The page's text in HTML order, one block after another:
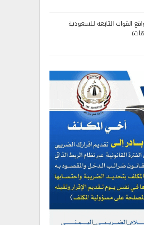
القوات التابعة للسعودية